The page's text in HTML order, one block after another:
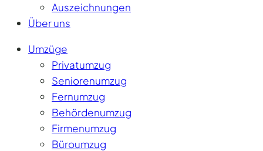
Auszeichnungen
Über uns
Umzüge
Privatumzug
Seniorenumzug
Fernumzug
Behördenumzug
Firmenumzug
Büroumzug